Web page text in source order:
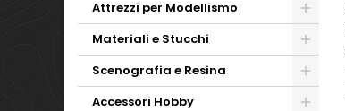
Attrezzi per Modellismo
Materiali e Stucchi
Scenografia e Resina
Accessori Hobby